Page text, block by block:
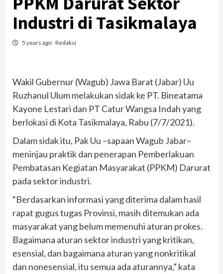
Industri di Tasikmalaya
5 years ago Redaksi
Wakil Gubernur (Wagub) Jawa Barat (Jabar) Uu
Ruzhanul Ulum melakukan sidak ke PT. Bineatama
Kayone Lestari dan PT Catur Wangsa Indah yang
berlokasi di Kota Tasikmalaya, Rabu (7/7/2021).
Dalam sidak itu, Pak Uu –sapaan Wagub Jabar–
meninjau praktik dan penerapan Pemberlakuan
Pembatasan Kegiatan Masyarakat (PPKM) Darurat
pada sektor industri.
“Berdasarkan informasi yang diterima dalam hasil
rapat gugus tugas Provinsi, masih ditemukan ada
masyarakat yang belum memenuhi aturan prokes.
Bagaimana aturan sektor industri yang kritikan,
esensial, dan bagaimana aturan yang nonkritikal
dan nonesensial, itu semua ada aturannya,” kata